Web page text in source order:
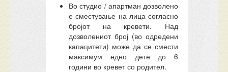
Во студио / апартман дозволено
е сместување на лица согласно
бројот на кревети. Над
дозволениот број (во одредени
капацитети) може да се смести
максимум едно дете до 6
години во кревет со родител.